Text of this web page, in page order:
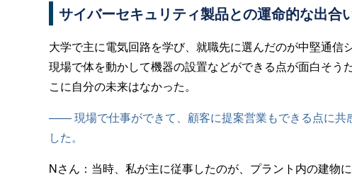
サイバーセキュリティ製品との運命的な出合
大学で主に電気回路を学び、就職先に選んだのが中堅通信
現場で体を動かして機器の設置などができる点が面白そう
こに自分の未来はなかった。
—— 現場で仕事ができて、顧客に提案営業もできる点に共
した。
Nさん： 当時、私が主に従事したのが、プラント内の建物